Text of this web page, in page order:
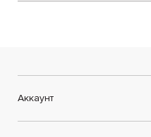
Аккаунт